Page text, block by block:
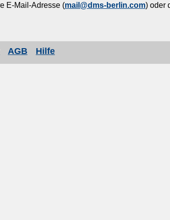
E-Mail-Adresse (mail@dms-berlin.com) oder
AGB Hilfe